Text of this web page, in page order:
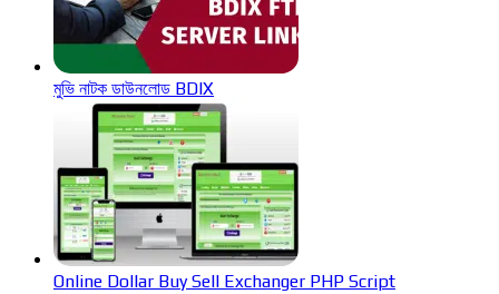
মুভি নাটক ডাউনলোড BDIX
Online Dollar Buy Sell Exchanger PHP Script